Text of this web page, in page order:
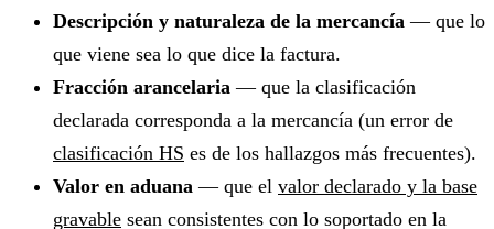
Descripción y naturaleza de la mercancía — que lo
que viene sea lo que dice la factura.
Fracción arancelaria — que la clasificación
declarada corresponda a la mercancía (un error de
clasificación HS es de los hallazgos más frecuentes).
Valor en aduana — que el valor declarado y la base
gravable sean consistentes con lo soportado en la